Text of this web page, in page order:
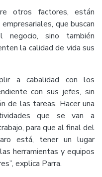
otros factores, están
que buscan
sino también
la calidad de vida sus
a cabalidad con los
con sus jefes, sin
de las tareas. Hacer una
que se van a
para que al final del
está, tener un lugar
herramientas y equipos
explica Parra.